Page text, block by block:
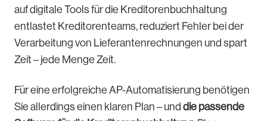
auf digitale Tools für die Kreditorenbuchhaltung
entlastet Kreditorenteams, reduziert Fehler bei der
Verarbeitung von Lieferantenrechnungen und spart
Zeit – jede Menge Zeit.
Für eine erfolgreiche AP-Automatisierung benötigen
Sie allerdings einen klaren Plan – und die passende